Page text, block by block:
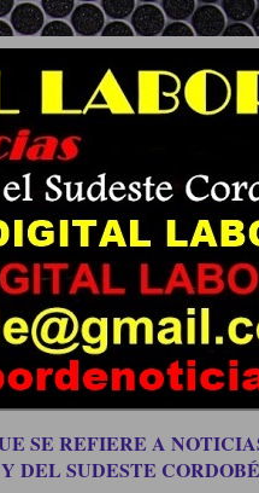
SE REFIERE A
DEL SUDESTE